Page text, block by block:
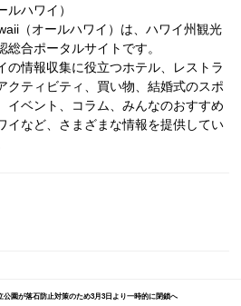
ルハワイ）
（オールハワイ）は、ハワイ州観光
総合ポータルサイトです。
の情報収集に役立つホテル、レストラ
クティビティ、買い物、結婚式のスポ
イベント、コラム、みんなのおすすめ
イなど、さまざまな情報を提供してい
公園が落石防止対策のため3月3日より一時的に閉鎖へ